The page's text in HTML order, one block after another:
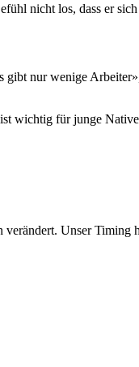
nicht los, dass er
gibt nur wenige
wichtig für junge
Unser Timing